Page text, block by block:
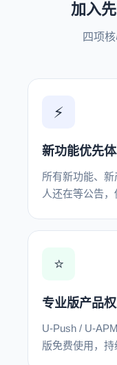
加入
四项
⚡
新功能优先
所有新功能、新
人还在等公告，
⭐
专业版产品
U-Push / U-
版免费使用，持